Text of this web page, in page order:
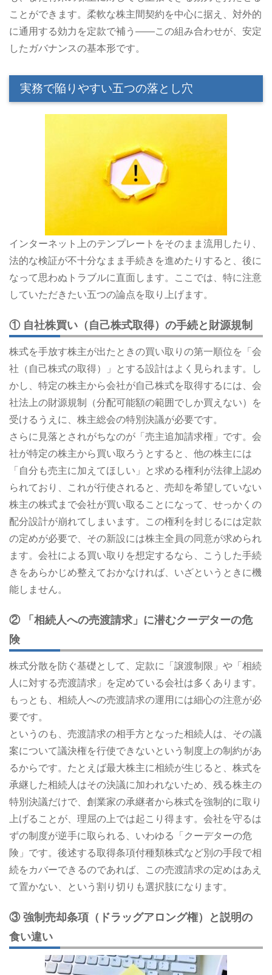
ことができます。柔軟な株主間契約を中心に据え、対外的
に通用する効力を定款で補う――この組み合わせが、安定
したガバナンスの基本形です。
実務で陥りやすい五つの落とし穴
インターネット上のテンプレートをそのまま流用したり、
法的な検証が不十分なまま手続きを進めたりすると、後に
なって思わぬトラブルに直面します。ここでは、特に注意
していただきたい五つの論点を取り上げます。
① 自社株買い（自己株式取得）の手続と財源規制
株式を手放す株主が出たときの買い取りの第一順位を「会
社（自己株式の取得）」とする設計はよく見られます。し
かし、特定の株主から会社が自己株式を取得するには、会
社法上の財源規制（分配可能額の範囲でしか買えない）を
受けるうえに、株主総会の特別決議が必要です。
さらに見落とされがちなのが「売主追加請求権」です。会
社が特定の株主から買い取ろうとすると、他の株主には
「自分も売主に加えてほしい」と求める権利が法律上認め
られており、これが行使されると、売却を希望していない
株主の株式まで会社が買い取ることになって、せっかくの
配分設計が崩れてしまいます。この権利を封じるには定款
の定めが必要で、その新設には株主全員の同意が求められ
ます。会社による買い取りを想定するなら、こうした手続
きをあらかじめ整えておかなければ、いざというときに機
能しません。
② 「相続人への売渡請求」に潜むクーデターの危
険
株式分散を防ぐ基礎として、定款に「譲渡制限」や「相続
人に対する売渡請求」を定めている会社は多くあります。
もっとも、相続人への売渡請求の運用には細心の注意が必
要です。
というのも、売渡請求の相手方となった相続人は、その議
案について議決権を行使できないという制度上の制約があ
るからです。たとえば最大株主に相続が生じると、株式を
承継した相続人はその決議に加われないため、残る株主の
特別決議だけで、創業家の承継者から株式を強制的に取り
上げることが、理屈の上では起こり得ます。会社を守るは
ずの制度が逆手に取られる、いわゆる「クーデターの危
険」です。後述する取得条項付種類株式など別の手段で相
続をカバーできるのであれば、この売渡請求の定めはあえ
て置かない、という割り切りも選択肢になります。
③ 強制売却条項（ドラッグアロング権）と説明の
食い違い